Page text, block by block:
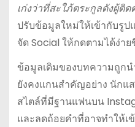
เก่งว่าที่สะใภ้ตระกูลดังผู้ติ
ปรับข้อมูลใหม่ให้เข้ากับรูป
จัด Social ให้กดตามได้ง่า
ข้อมูลเดิมของบทความถูก
ยังคงแกนสำคัญอย่าง นักแ
สไตล์ที่มีฐานแฟนบน
และลดถ้อยคำที่อาจทำให้เ